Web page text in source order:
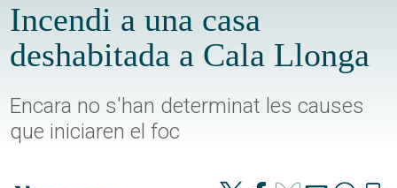
Incendi a una casa
deshabitada a Cala Llonga
Encara no s'han determinat les causes
que iniciaren el foc